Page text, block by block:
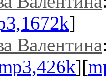
]
Валентина
][